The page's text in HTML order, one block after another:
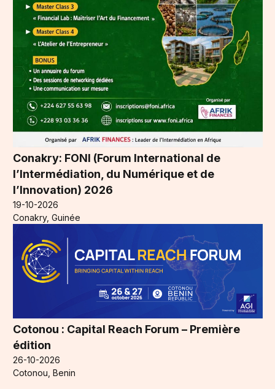
Conakry: FONI (Forum International de
l’Intermédiation, du Numérique et de
l’Innovation) 2026
19-10-2026
Conakry, Guinée
Cotonou : Capital Reach Forum – Première
édition
26-10-2026
Cotonou, Benin